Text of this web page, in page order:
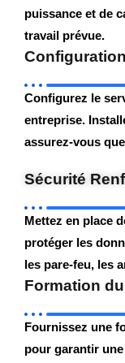
puissance et de
travail prévue.
Configurez le
entreprise.
assurez-vous
Sécurité
Mettez en place
protéger les
les pare-feu, les
Formation
Fournissez une
pour garantir